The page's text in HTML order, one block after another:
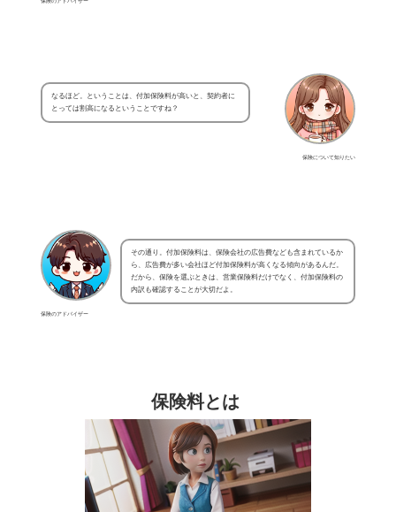
保険について知りたい
なるほど。ということは、付加保険料が高いと、契約者に
とっては割高になるということですね？
保険のアドバイザー
その通り。付加保険料は、保険会社の広告費なども含まれているか
ら、広告費が多い会社ほど付加保険料が高くなる傾向があるんだ。
だから、保険を選ぶときは、営業保険料だけでなく、付加保険料の
内訳も確認することが大切だよ。
保険料とは